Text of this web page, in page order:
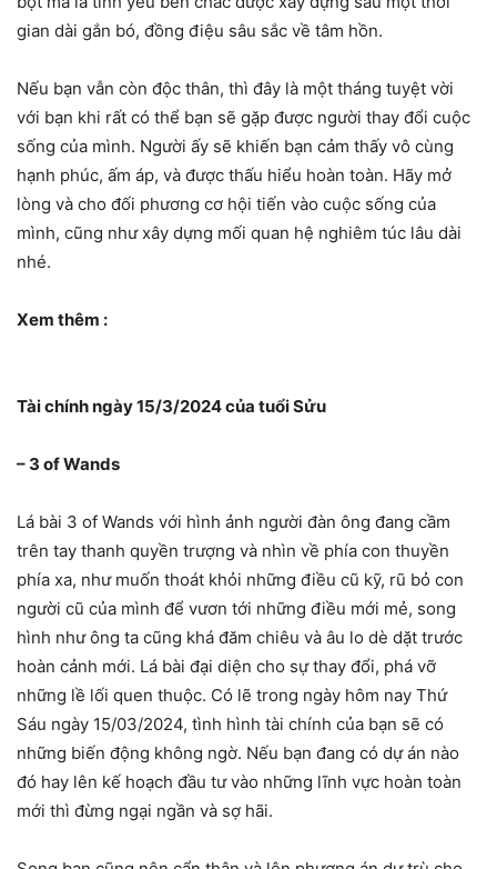
gian dài gắn bó, đồng điệu sâu sắc về tâm hồn.
Nếu bạn vẫn còn độc thân, thì đây là một tháng tuyệt vời
với bạn khi rất có thể bạn sẽ gặp được người thay đổi cuộc
sống của mình. Người ấy sẽ khiến bạn cảm thấy vô cùng
hạnh phúc, ấm áp, và được thấu hiểu hoàn toàn. Hãy mở
lòng và cho đối phương cơ hội tiến vào cuộc sống của
mình, cũng như xây dựng mối quan hệ nghiêm túc lâu dài
nhé.
Xem thêm :
Tài chính ngày 15/3/2024 của tuổi Sửu
– 3 of Wands
Lá bài 3 of Wands với hình ảnh người đàn ông đang cầm
trên tay thanh quyền trượng và nhìn về phía con thuyền
phía xa, như muốn thoát khỏi những điều cũ kỹ, rũ bỏ con
người cũ của mình để vươn tới những điều mới mẻ, song
hình như ông ta cũng khá đăm chiêu và âu lo dè dặt trước
hoàn cảnh mới. Lá bài đại diện cho sự thay đổi, phá vỡ
những lề lối quen thuộc. Có lẽ trong ngày hôm nay Thứ
Sáu ngày 15/03/2024, tình hình tài chính của bạn sẽ có
những biến động không ngờ. Nếu bạn đang có dự án nào
đó hay lên kế hoạch đầu tư vào những lĩnh vực hoàn toàn
mới thì đừng ngại ngần và sợ hãi.